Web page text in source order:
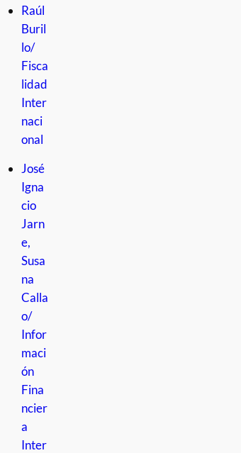
Raúl
Buril
lo/
Fisca
lidad
Inter
naci
onal
José
Igna
cio
Jarn
e,
Susa
na
Calla
o/
Infor
maci
ón
Fina
ncier
a
Inter